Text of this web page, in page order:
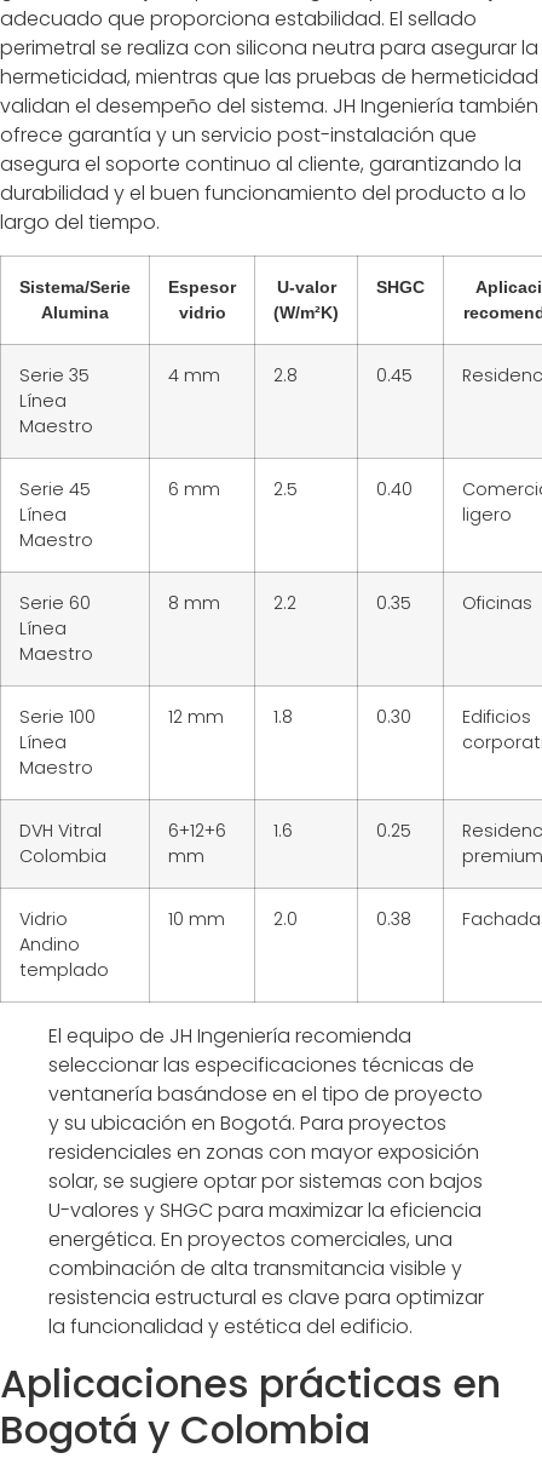
adecuado que proporciona estabilidad. El sellado
perimetral se realiza con silicona neutra para asegurar la
hermeticidad, mientras que las pruebas de hermeticidad
validan el desempeño del sistema. JH Ingeniería también
ofrece garantía y un servicio post-instalación que
asegura el soporte continuo al cliente, garantizando la
durabilidad y el buen funcionamiento del producto a lo
largo del tiempo.
Sistema/Serie
Alumina
Espesor
vidrio
U-valor
(W/m²K)
SHGC
Serie 35
Línea
Maestro
4 mm 2.8 0.45
Serie 45
Línea
Maestro
6 mm 2.5 0.40
ligero
Serie 60
Línea
Maestro
8 mm 2.2 0.35 Oficinas
Serie 100
Línea
Maestro
12 mm 1.8 0.30
Edificios
DVH Vitral
Colombia
6+12+6
mm
1.6 0.25
premium
Vidrio
Andino
templado
10 mm 2.0 0.38
El equipo de JH Ingeniería recomienda
seleccionar las especificaciones técnicas de
ventanería basándose en el tipo de proyecto
y su ubicación en Bogotá. Para proyectos
residenciales en zonas con mayor exposición
solar, se sugiere optar por sistemas con bajos
U-valores y SHGC para maximizar la eficiencia
energética. En proyectos comerciales, una
combinación de alta transmitancia visible y
resistencia estructural es clave para optimizar
la funcionalidad y estética del edificio.
Aplicaciones prácticas en
Bogotá y Colombia